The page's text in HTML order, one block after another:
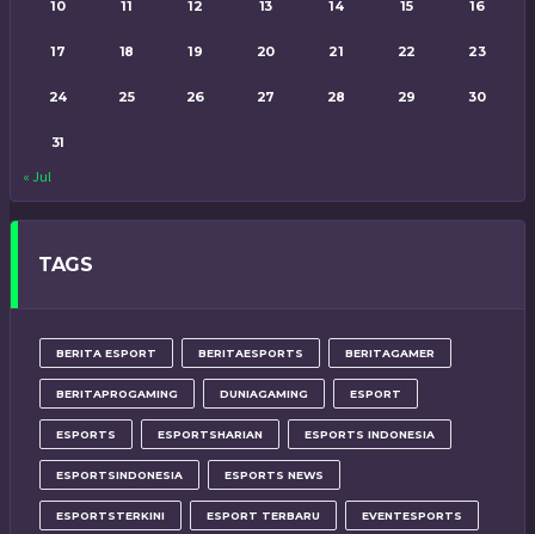
10 11 12 13 14 15 16
17 18 19 20 21 22 23
24 25 26 27 28 29 30
31
« Jul
TAGS
BERITA ESPORT BERITAESPORTS BERITAGAMER
BERITAPROGAMING DUNIAGAMING ESPORT
ESPORTS ESPORTSHARIAN ESPORTS INDONESIA
ESPORTSINDONESIA ESPORTS NEWS
ESPORTSTERKINI ESPORT TERBARU EVENTESPORTS